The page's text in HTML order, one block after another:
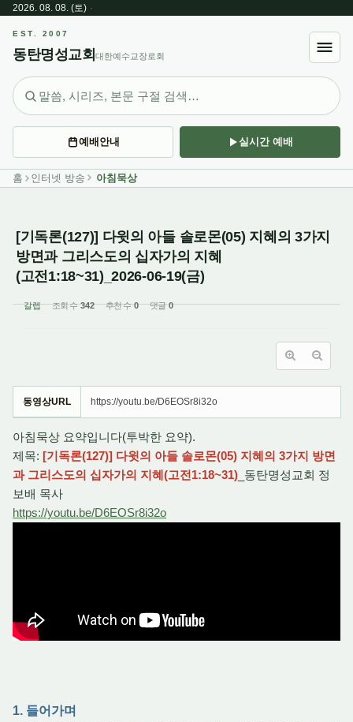
2026. 08. 08. (토) ·
EST. 2007
동탄명성교회 대한예수교장로회
예배안내 실시간 예배
홈 인터넷 방송 아침묵상
[기독론(127)] 다윗의 아들 솔로몬(05) 지혜의 3가지
방면과 그리스도의 십자가의 지혜
(고전1:18~31)_2026-06-19(금)
갈렙 조회 수342 추천 수0 댓글0
동영상URL https://youtu.be/D6EOSr8i32o
아침묵상 요약입니다(투박한 요약).
제목: [기독론(127)] 다윗의 아들 솔로몬(05) 지혜의 3가지 방면
과 그리스도의 십자가의 지혜(고전1:18~31) _동탄명성교회 정
보배 목사
https://youtu.be/D6EOSr8i32o
1. 들어가며
Sketchbook5, 스케치북5